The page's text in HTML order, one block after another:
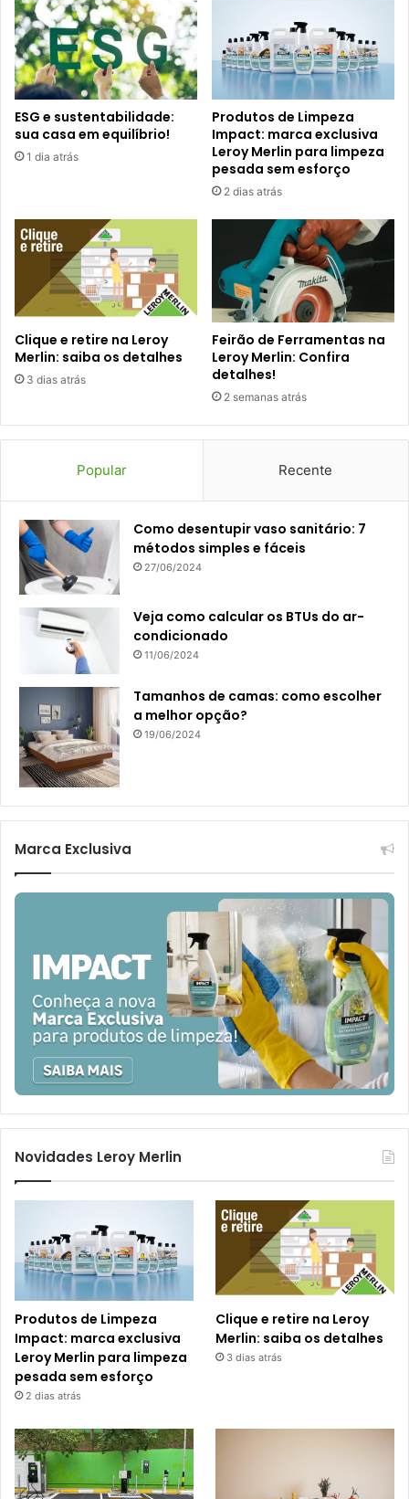
ESG e sustentabilidade:
sua casa em equilíbrio!
1 dia atrás
Produtos de Limpeza
Impact: marca exclusiva
Leroy Merlin para limpeza
pesada sem esforço
2 dias atrás
Clique e retire na Leroy
Merlin: saiba os detalhes
3 dias atrás
Feirão de Ferramentas na
Leroy Merlin: Confira
detalhes!
2 semanas atrás
Popular Recente
Como desentupir vaso sanitário: 7
métodos simples e fáceis
27/06/2024
Veja como calcular os BTUs do ar-
condicionado
11/06/2024
Tamanhos de camas: como escolher
a melhor opção?
19/06/2024
Marca Exclusiva
Novidades Leroy Merlin
Produtos de Limpeza
Impact: marca exclusiva
Leroy Merlin para limpeza
pesada sem esforço
2 dias atrás
Clique e retire na Leroy
Merlin: saiba os detalhes
3 dias atrás